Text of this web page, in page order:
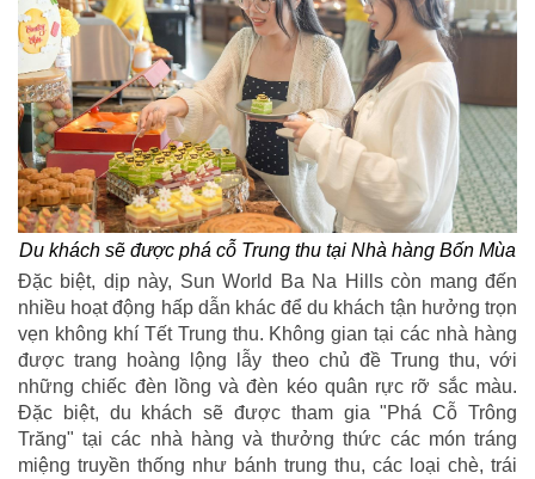
Du khách sẽ được phá cỗ Trung thu tại Nhà hàng Bốn Mùa
Đặc biệt, dịp này, Sun World Ba Na Hills còn mang đến
nhiều hoạt động hấp dẫn khác để du khách tận hưởng trọn
vẹn không khí Tết Trung thu. Không gian tại các nhà hàng
được trang hoàng lộng lẫy theo chủ đề Trung thu, với
những chiếc đèn lồng và đèn kéo quân rực rỡ sắc màu.
Đặc biệt, du khách sẽ được tham gia "Phá Cỗ Trông
Trăng" tại các nhà hàng và thưởng thức các món tráng
miệng truyền thống như bánh trung thu, các loại chè, trái